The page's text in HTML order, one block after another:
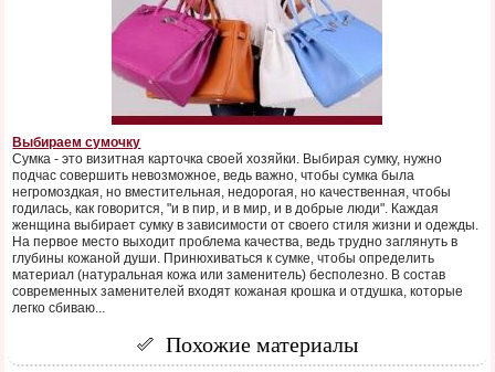
Выбираем сумочку
Сумка - это визитная карточка своей хозяйки. Выбирая сумку, нужно
подчас совершить невозможное, ведь важно, чтобы сумка была
негромоздкая, но вместительная, недорогая, но качественная, чтобы
годилась, как говорится, "и в пир, и в мир, и в добрые люди". Каждая
женщина выбирает сумку в зависимости от своего стиля жизни и одежды.
На первое место выходит проблема качества, ведь трудно заглянуть в
глубины кожаной души. Принюхиваться к сумке, чтобы определить
материал (натуральная кожа или заменитель) бесполезно. В состав
современных заменителей входят кожаная крошка и отдушка, которые
легко сбиваю...
Похожие материалы